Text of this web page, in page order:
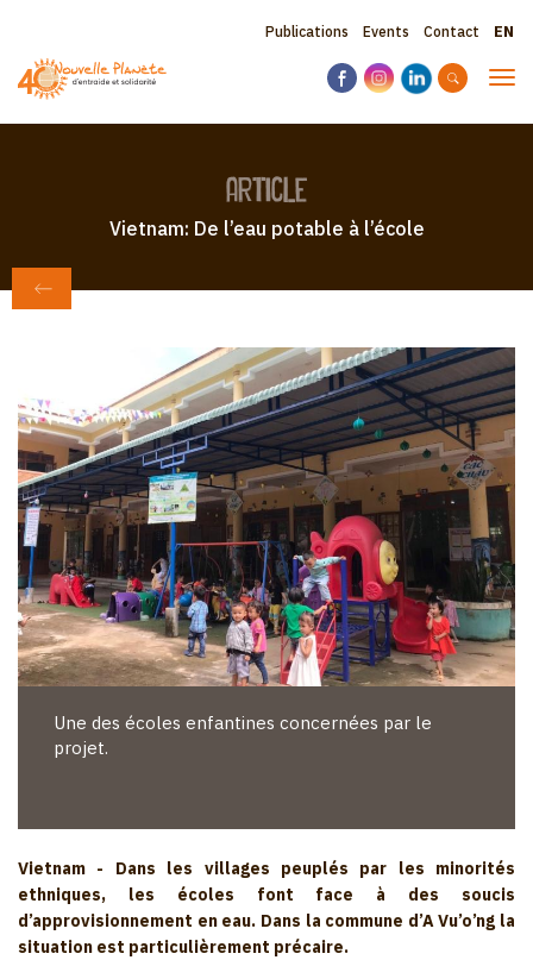
content
Topbar
menu
Publications Events Contact
article
Vietnam: De l’eau potable à l’école
Une des écoles enfantines concernées par le
projet.
Vietnam - Dans les villages peuplés par les minorités
ethniques, les écoles font face à des soucis
d’approvisionnement en eau. Dans la commune d’A Vu’o’ng la
situation est particulièrement précaire.